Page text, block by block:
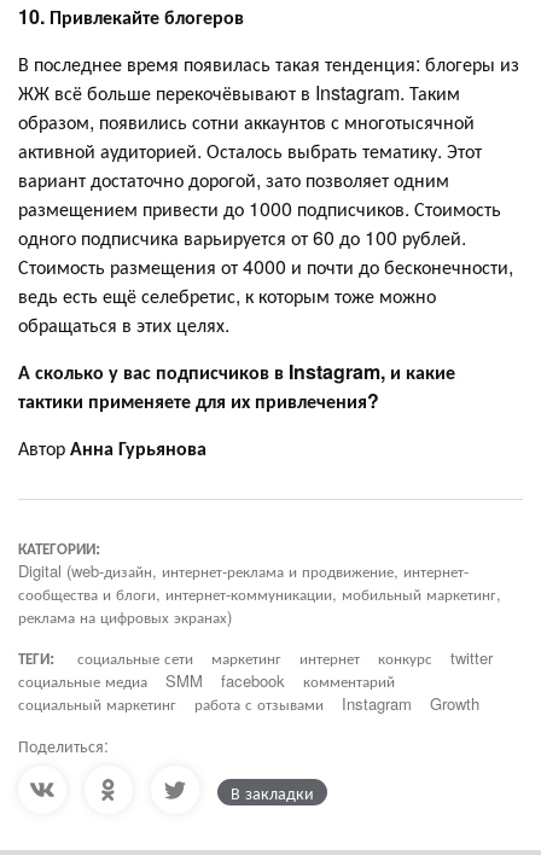
10. Привлекайте блогеров
В последнее время появилась такая тенденция: блогеры из
ЖЖ всё больше перекочёвывают в Instagram. Таким
образом, появились сотни аккаунтов с многотысячной
активной аудиторией. Осталось выбрать тематику. Этот
вариант достаточно дорогой, зато позволяет одним
размещением привести до 1000 подписчиков. Стоимость
одного подписчика варьируется от 60 до 100 рублей.
Стоимость размещения от 4000 и почти до бесконечности,
ведь есть ещё селебретис, к которым тоже можно
обращаться в этих целях.
А сколько у вас подписчиков в Instagram, и какие
тактики применяете для их привлечения?
АвторАнна Гурьянова
КАТЕГОРИИ:
Digital (web-дизайн, интернет-реклама и продвижение, интернет-
сообщества и блоги, интернет-коммуникации, мобильный маркетинг,
реклама на цифровых экранах)
ТЕГИ:
социальные сети маркетинг интернет конкурс
twitter
социальные медиа
SMM facebook
комментарий
социальный маркетинг
работа с отзывами Instagram Growth
Поделиться:
В закладки